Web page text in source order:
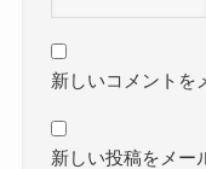
新しいコメントを
新しい投稿をメー